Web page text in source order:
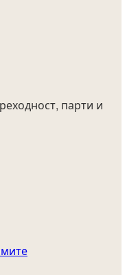
парти и